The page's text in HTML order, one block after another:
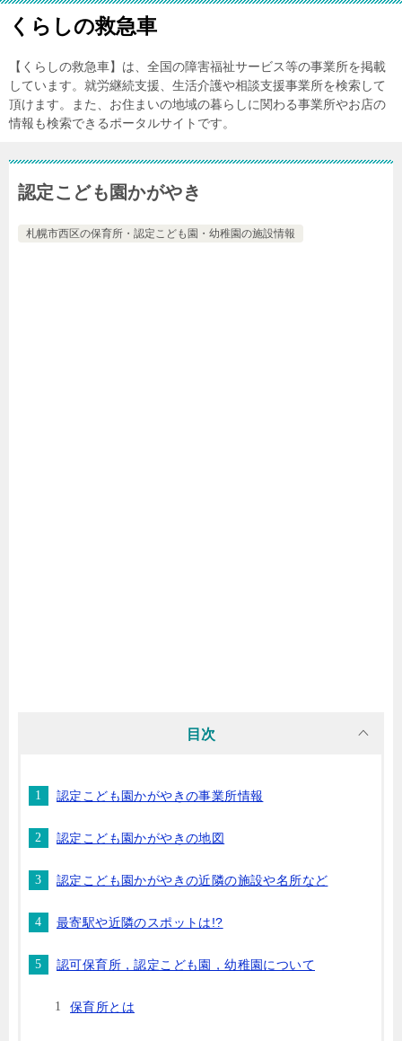
くらしの救急車
【くらしの救急車】は、全国の障害福祉サービス等の事業所を掲載
しています。就労継続支援、生活介護や相談支援事業所を検索して
頂けます。また、お住まいの地域の暮らしに関わる事業所やお店の
情報も検索できるポータルサイトです。
認定こども園かがやき
札幌市西区の保育所・認定こども園・幼稚園の施設情報
目次
認定こども園かがやきの事業所情報
認定こども園かがやきの地図
認定こども園かがやきの近隣の施設や名所など
最寄駅や近隣のスポットは!?
認可保育所，認定こども園，幼稚園について
保育所とは